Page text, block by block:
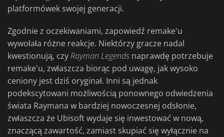
platformówek swojej generacji.
Zgodnie z oczekiwaniami, zapowiedź remake'u
wywołała różne reakcje. Niektórzy gracze nadal
kwestionują, czyRayman Legends naprawdę potrzebuje
remake'u, zwłaszcza biorąc pod uwagę, jak wysoko
ceniony jest dziś oryginał. Inni są jednak
podekscytowani możliwością ponownego odwiedzenia
świata Raymana w bardziej nowoczesnej odsłonie,
zwłaszcza że Ubisoft wydaje się inwestować w nową,
znaczącą zawartość, zamiast skupiać się wyłącznie na